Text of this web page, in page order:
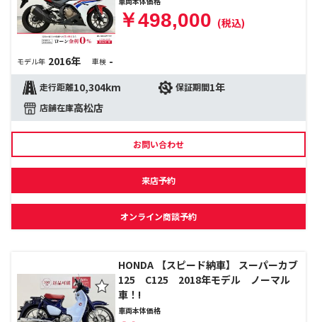
￥498,000 (税込)
モデル年 2016年 車検 -
走行距離10,304km 保証期間1年
店舗在庫高松店
お問い合わせ
来店予約
オンライン商談予約
HONDA 【スピード納車】 スーパーカブ
125 C125 2018年モデル ノーマル
車！!
車両本体価格